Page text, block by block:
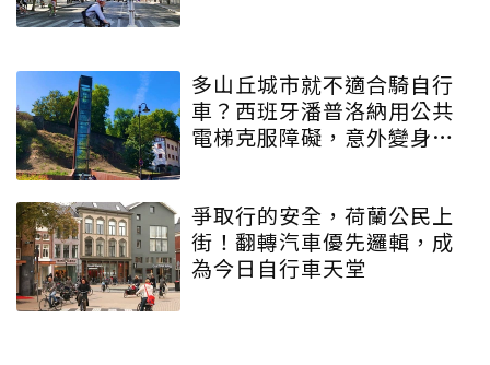
多山丘城市就不適合騎自行
車？西班牙潘普洛納用公共
電梯克服障礙，意外變身自
爭取行的安全，荷蘭公民上
街！翻轉汽車優先邏輯，成
為今日自行車天堂